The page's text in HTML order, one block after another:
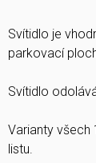
Svítidlo je
parkovací
Svítidlo
Varianty
listu.